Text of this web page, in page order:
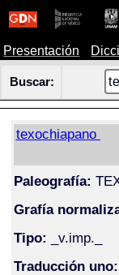
Presentación
Buscar:
texochiapano
Paleografía:
Grafía
Tipo: _v.imp._
Traducción uno: